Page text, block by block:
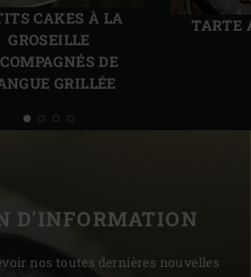
CAKES À LA
GROSEILLE
DE
GRILLÉE
TARTE
D'INFORMATION
nos toutes dernières nouvelles